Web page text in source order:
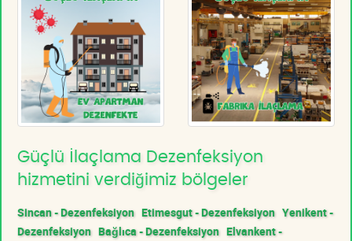
Güçlü İlaçlama Dezenfeksiyon
hizmetini verdiğimiz bölgeler
Sincan - Dezenfeksiyon Etimesgut - Dezenfeksiyon Yenikent -
Dezenfeksiyon Bağlıca - Dezenfeksiyon Elvankent -